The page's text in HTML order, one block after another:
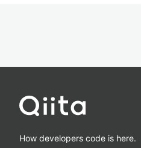
How developers code is here.